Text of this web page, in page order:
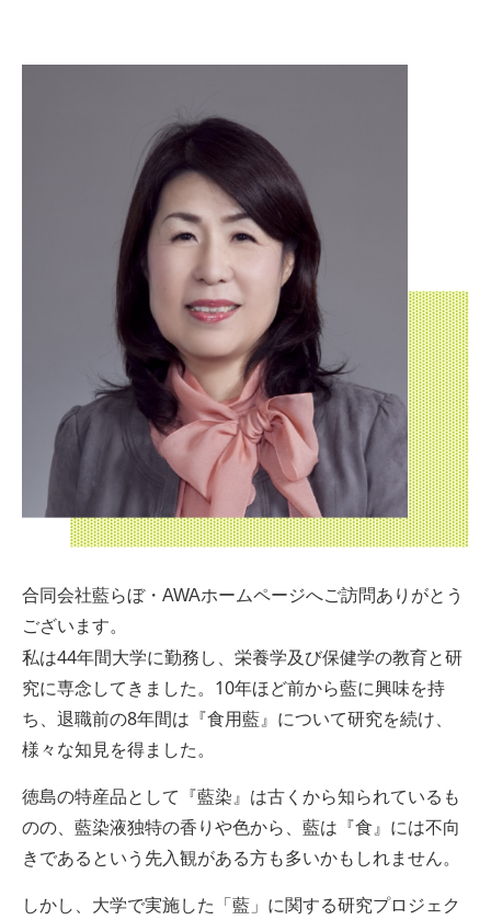
合同会社藍らぼ・AWAホームページへご訪問ありがとう
ございます。
私は44年間大学に勤務し、栄養学及び保健学の教育と研
究に専念してきました。10年ほど前から藍に興味を持
ち、退職前の8年間は『食用藍』について研究を続け、
様々な知見を得ました。
徳島の特産品として『藍染』は古くから知られているも
のの、藍染液独特の香りや色から、藍は『食』には不向
きであるという先入観がある方も多いかもしれません。
しかし、大学で実施した「藍」に関する研究プロジェク